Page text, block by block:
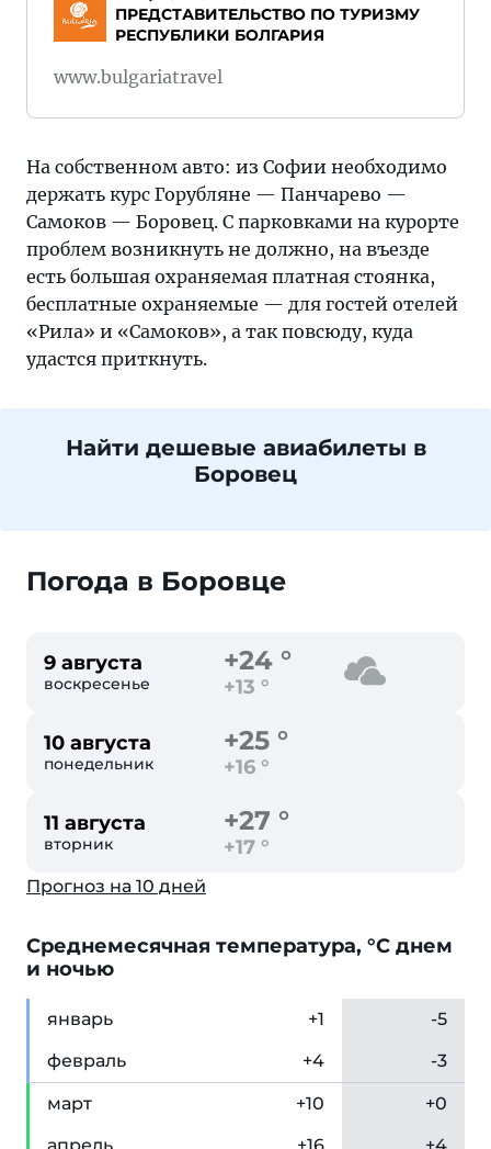
ПРЕДСТАВИТЕЛЬСТВО ПО ТУРИЗМУ
РЕСПУБЛИКИ БОЛГАРИЯ
www.bulgariatravel
На собственном авто: из Софии необходимо
держать курс Горубляне — Панчарево —
Самоков — Боровец. С парковками на курорте
проблем возникнуть не должно, на въезде
есть большая охраняемая платная стоянка,
бесплатные охраняемые — для гостей отелей
«Рила» и «Самоков», а так повсюду, куда
удастся приткнуть.
Найти дешевые авиабилеты в
Боровец
Погода в Боровце
9 августа
воскресенье
+24 °
+13 °
10 августа
понедельник
+25 °
+16 °
11 августа
вторник
+27 °
+17 °
Прогноз на 10 дней
Cреднемесячная температура, °C днем
и ночью
январь +1
-5
февраль +4 -3
март +10
+0